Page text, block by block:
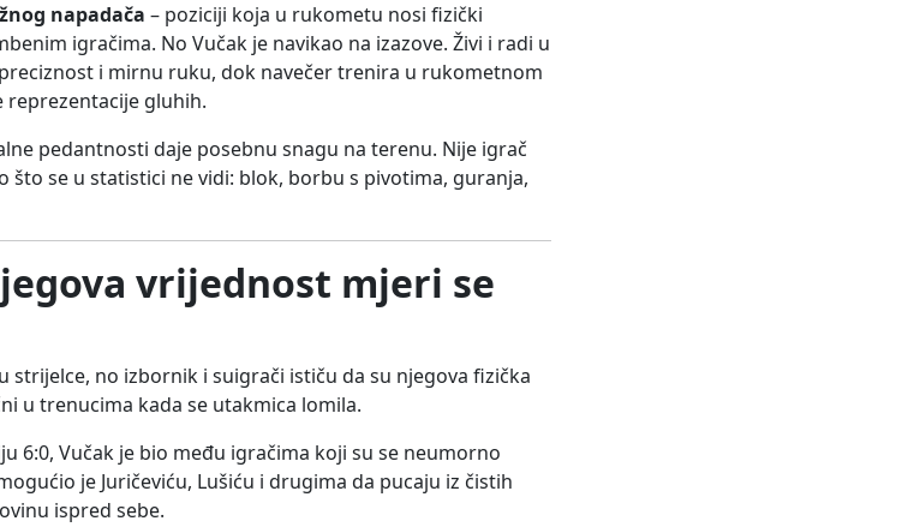
napadača – poziciji koja u rukometu nosi fizički
igračima. No Vučak je navikao na izazove. Živi i radi u
i mirnu ruku, dok navečer trenira u rukometnom
reprezentacije gluhih.
pedantnosti daje posebnu snagu na terenu. Nije igrač
što se u statistici ne vidi: blok, borbu s pivotima, guranja,
vrijednost mjeri se
no izbornik i suigrači ističu da su njegova fizička
u trenucima kada se utakmica lomila.
6:0, Vučak je bio među igračima koji su se neumorno
je Juričeviću, Lušiću i drugima da pucaju iz čistih
ispred sebe.